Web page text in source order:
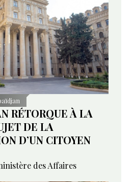
RÉTORQUE À LA
DE LA
D’UN CITOYEN
des Affaires